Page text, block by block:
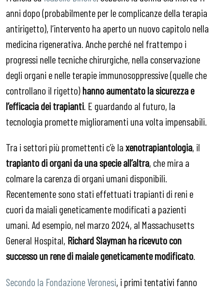
anni dopo (probabilmente per le complicanze della terapia
antirigetto), l’intervento ha aperto un nuovo capitolo nella
medicina rigenerativa. Anche perché nel frattempo i
progressi nelle tecniche chirurgiche, nella conservazione
degli organi e nelle terapie immunosoppressive (quelle che
controllano il rigetto)hannoaumentato la sicurezza e
l’efficacia dei trapianti . E guardando al futuro, la
tecnologia promette miglioramenti una volta impensabili.
Tra i settori più promettenti c’è laxenotrapiantologia, il
trapianto di organi da una specie all’altra, che mira a
colmare la carenza di organi umani disponibili.
Recentemente sono stati effettuati trapianti di reni e
cuori da maiali geneticamente modificati a pazienti
umani. Ad esempio, nel marzo 2024, al Massachusetts
General Hospital, Richard Slayman ha ricevuto con
successo un rene di maiale geneticamente modificato.
Secondo la Fondazione Veronesi, i primi tentativi fanno